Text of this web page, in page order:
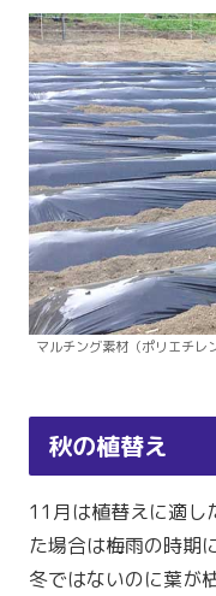
マルチング素材（ポリエチレ
秋の植替え
11月は植替えに適
た場合は梅雨の時期
冬ではないのに葉が